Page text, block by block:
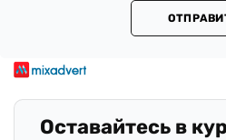
Оставайтесь в